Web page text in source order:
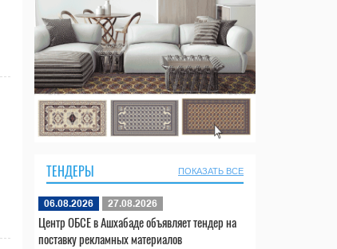
ТЕНДЕРЫ ПОКАЗАТЬ ВСЕ
06.08.2026 27.08.2026
Центр ОБСЕ в Ашхабаде объявляет тендер на
поставку рекламных материалов